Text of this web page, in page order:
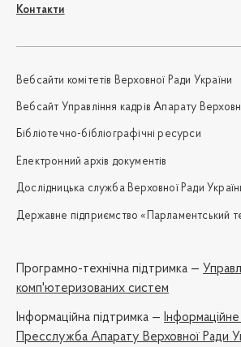
Контакти
Вебсайти комітетів Верховної Ради України
Вебсайт Управління кадрів Апарату
Бібліотечно-бібліографічні ресурси
Електронний архів документів
Дослідницька служба Верховної Ради
Державне підприємство «Парламентський
Програмно-технічна підтримка —
комп'ютеризованих систем
Iнформаційна підтримка —
Пресслужба Апарату Верховної Ради